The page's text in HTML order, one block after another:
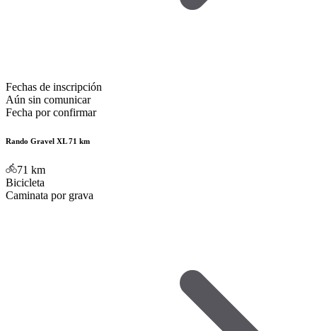
Fechas de inscripción
Aún sin comunicar
Fecha por confirmar
Rando Gravel XL 71 km
71 km
Bicicleta
Caminata por grava